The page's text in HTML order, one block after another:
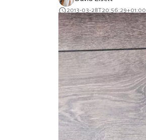
2013-03-28T20:56:29+01:00